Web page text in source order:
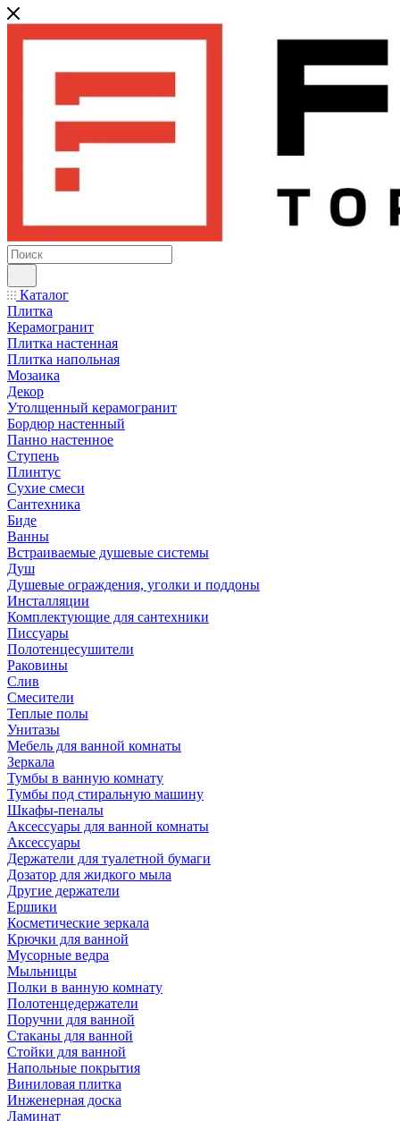
Каталог
Плитка
Керамогранит
Плитка настенная
Плитка напольная
Мозаика
Декор
Утолщенный керамогранит
Бордюр настенный
Панно настенное
Ступень
Плинтус
Сухие смеси
Сантехника
Биде
Ванны
Встраиваемые душевые системы
Душ
Душевые ограждения, уголки и поддоны
Инсталляции
Комплектующие для сантехники
Писсуары
Полотенцесушители
Раковины
Слив
Смесители
Теплые полы
Унитазы
Мебель для ванной комнаты
Зеркала
Тумбы в ванную комнату
Тумбы под стиральную машину
Шкафы-пеналы
Аксессуары для ванной комнаты
Аксессуары
Держатели для туалетной бумаги
Дозатор для жидкого мыла
Другие держатели
Ершики
Косметические зеркала
Крючки для ванной
Мусорные ведра
Мыльницы
Полки в ванную комнату
Полотенцедержатели
Поручни для ванной
Стаканы для ванной
Стойки для ванной
Напольные покрытия
Виниловая плитка
Инженерная доска
Ламинат